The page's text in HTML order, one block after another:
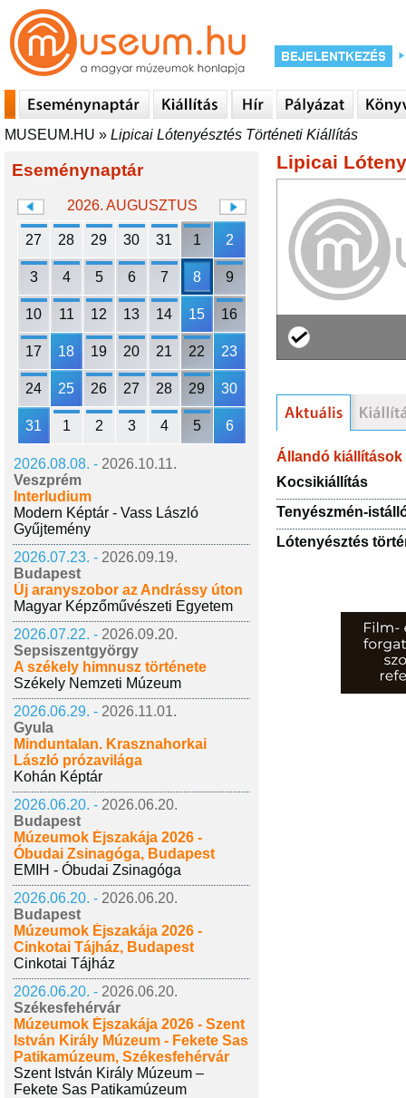
MUSEUM.HU » Lipicai Lótenyésztés Történeti Kiállítás
Eseménynaptár
2026. AUGUSZTUS
27 28 29 30 31 1 2
3 4 5 6 7 8 9
10 11 12 13 14 15 16
17 18 19 20 21 22 23
24 25 26 27 28 29 30
31 1 2 3 4 5 6
2026.08.08. - 2026.10.11.
Veszprém
Interludium
Modern Képtár - Vass László
Gyűjtemény
2026.07.23. - 2026.09.19.
Budapest
Új aranyszobor az Andrássy úton
Magyar Képzőművészeti Egyetem
2026.07.22. - 2026.09.20.
Sepsiszentgyörgy
A székely himnusz története
Székely Nemzeti Múzeum
2026.06.29. - 2026.11.01.
Gyula
Minduntalan. Krasznahorkai
László prózavilága
Kohán Képtár
2026.06.20. - 2026.06.20.
Budapest
Múzeumok Éjszakája 2026 -
Óbudai Zsinagóga, Budapest
EMIH - Óbudai Zsinagóga
2026.06.20. - 2026.06.20.
Budapest
Múzeumok Éjszakája 2026 -
Cinkotai Tájház, Budapest
Cinkotai Tájház
2026.06.20. - 2026.06.20.
Székesfehérvár
Múzeumok Éjszakája 2026 - Szent
István Király Múzeum - Fekete Sas
Patikamúzeum, Székesfehérvár
Szent István Király Múzeum –
Fekete Sas Patikamúzeum
Lipicai
Állandó kiállítások
Kocsikiállítás
Tenyészmén-
Lótenyésztés